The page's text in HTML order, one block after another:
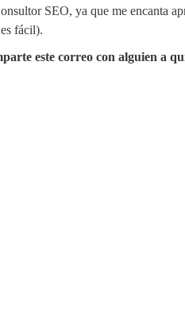
SEO, ya que me encanta
fácil).
este correo con alguien a